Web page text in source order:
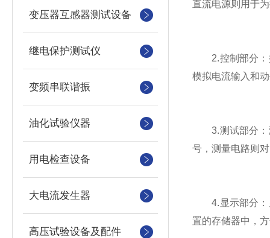
变压器互感器测试设备
继电保护测试仪
变频串联谐振
油化试验仪器
用电检查设备
大电流发生器
高压试验设备及配件
直流电源则用于
2.控制部分：控
模拟电流输入和
3.测试部分：测
号，测量电路则
4.显示部分：显
置的存储器中，